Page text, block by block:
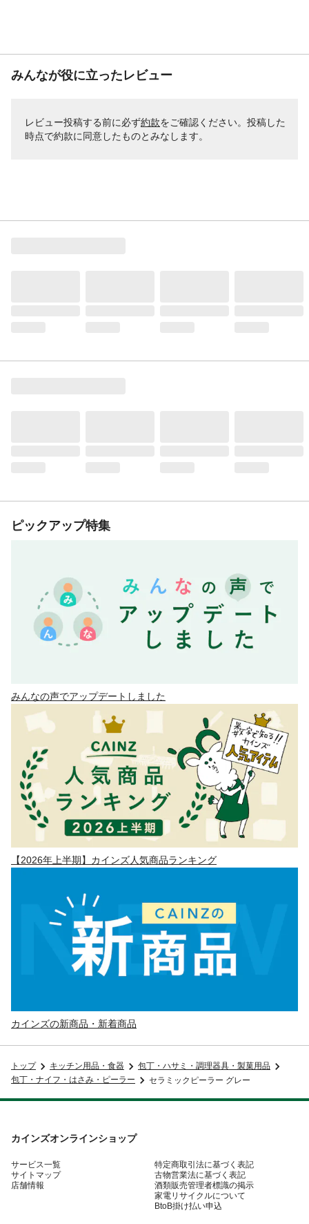
みんなが役に立ったレビュー
レビュー投稿する前に必ず約款をご確認ください。投稿した
時点で約款に同意したものとみなします。
ピックアップ特集
みんなの声でアップデートしました
【2026年上半期】カインズ人気商品ランキング
カインズの新商品・新着商品
トップ キッチン用品・食器
包丁・ハサミ・調理器具・製菓用品
包丁・ナイフ・はさみ・ピーラー
セラミックピーラー グレー
カインズオンラインショップ
サービス一覧
サイトマップ
店舗情報
特定商取引法に基づく表記
古物営業法に基づく表記
酒類販売管理者標識の掲示
家電リサイクルについて
BtoB掛け払い申込